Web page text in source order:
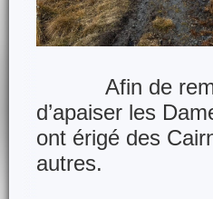
Afin de
d’apaiser les
ont érigé des
autres.